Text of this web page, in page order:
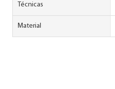
Técnicas
Material